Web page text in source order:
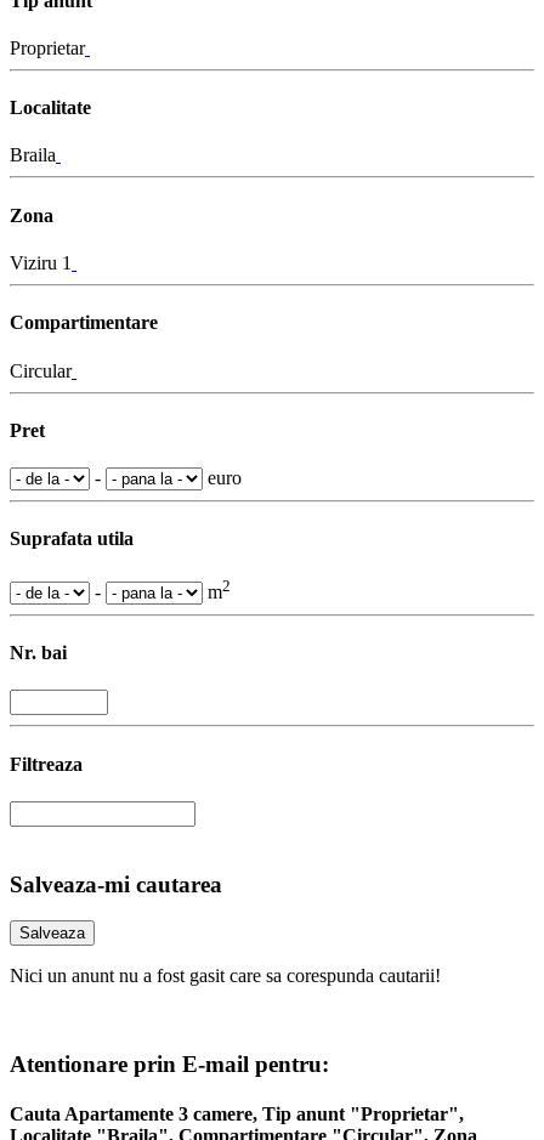
Proprietar
Localitate
Braila
Zona
Viziru 1
Compartimentare
Circular
Pret
- euro
Suprafata utila
- m2
Nr. bai
Filtreaza
Salveaza-mi cautarea
Nici un anunt nu a fost gasit care sa corespunda cautarii!
Atentionare prin E-mail pentru:
Cauta Apartamente 3 camere, Tip anunt "Proprietar",